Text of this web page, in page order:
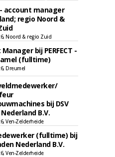
account manager
regio Noord &
Noord & regio Zuid
bij PERFECT -
(fulltime)
Dreumel
bij DSV
B.V.
Ven-Zelderheide
(fulltime) bij
Nederland B.V.
Ven-Zelderheide